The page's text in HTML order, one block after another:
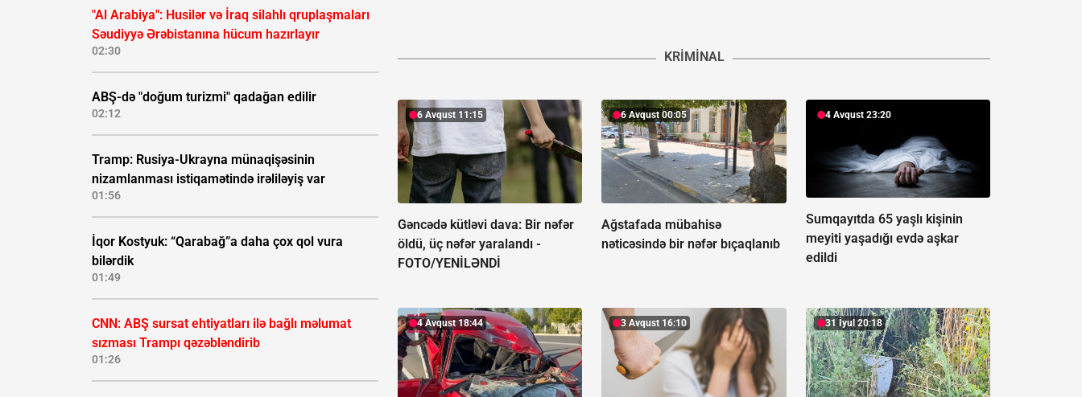
"Al Arabiya": Husilər və İraq silahlı qruplaşmaları
Səudiyyə Ərəbistanına hücum hazırlayır
02:30
ABŞ-də "doğum turizmi" qadağan edilir
02:12
Tramp: Rusiya-Ukrayna münaqişəsinin
nizamlanması istiqamətində irəliləyiş var
01:56
İqor Kostyuk: “Qarabağ”a daha çox qol vura
bilərdik
01:49
CNN: ABŞ sursat ehtiyatları ilə bağlı məlumat
sızması Trampı qəzəbləndirib
01:26
KRIMINAL
6 Avqust 11:15
Gəncədə kütləvi dava: Bir nəfər
öldü, üç nəfər yaralandı -
FOTO/YENİLƏNDİ
6 Avqust 00:05
Ağstafada mübahisə
nəticəsində bir nəfər bıçaqlanıb
4 Avqust 23:20
Sumqayıtda 65 yaşlı kişinin
meyiti yaşadığı evdə aşkar
edildi
4 Avqust 18:44 3 Avqust 16:10 31 İyul 20:18